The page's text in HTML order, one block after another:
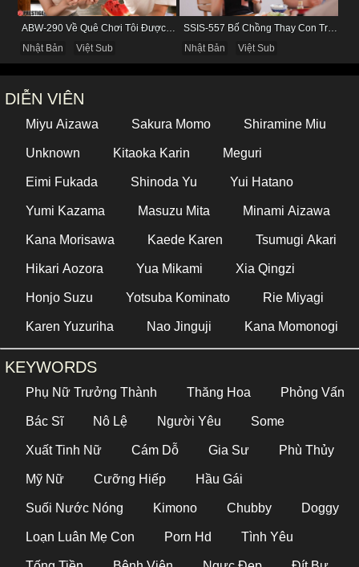
Nhật Bản
Việt Sub
SSIS-557 Bố Chồng Thay Con Trai Bị Liệt Dương Chăm Sóc Con Dâu
Nhật Bản
Việt Sub
DIỄN VIÊN
Miyu Aizawa Sakura Momo Shiramine Miu
Unknown Kitaoka Karin Meguri
Eimi Fukada Shinoda Yu Yui Hatano
Yumi Kazama Masuzu Mita Minami Aizawa
Kana Morisawa Kaede Karen Tsumugi Akari
Hikari Aozora Yua Mikami Xia Qingzi
Honjo Suzu Yotsuba Kominato Rie Miyagi
Karen Yuzuriha Nao Jinguji Kana Momonogi
KEYWORDS
Phụ Nữ Trưởng Thành Thăng Hoa Phỏng Vấn
Bác Sĩ Nô Lệ Người Yêu Some
Xuất Tinh Nữ Cám Dỗ Gia Sư Phù Thủy
Mỹ Nữ Cưỡng Hiếp Hầu Gái
Suối Nước Nóng Kimono Chubby Doggy
Loạn Luân Mẹ Con Porn Hd Tình Yêu